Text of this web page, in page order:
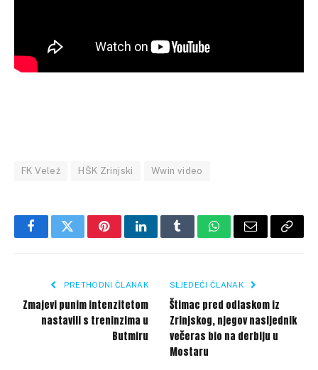
FK Velež HŠK Zrinjski Wwin video
FacebookTwitterPinterestLinkedInTumblrWhatsApp
Email Copy
PRETHODNI ČLANAK
Zmajevi punim intenzitetom
nastavili s treninzima u
Butmiru
SLJEDEĆI ČLANAK
Štimac pred odlaskom iz
Zrinjskog, njegov nasljednik
večeras bio na derbiju u
Mostaru